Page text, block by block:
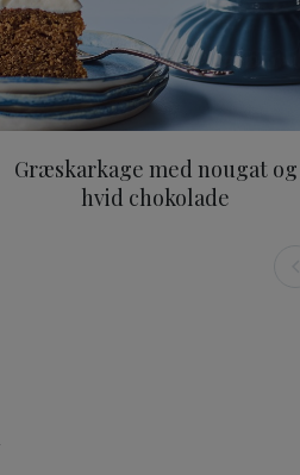
Græskarkage med nougat og
hvid chokolade